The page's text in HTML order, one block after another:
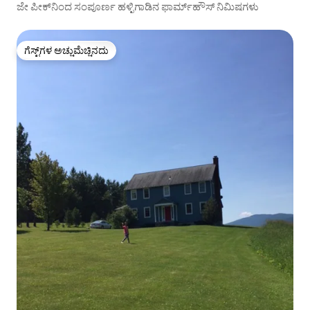
ಜೇ ಪೀಕ್‌ನಿಂದ ಸಂಪೂರ್ಣ ಹಳ್ಳಿಗಾಡಿನ ಫಾರ್ಮ್‌ಹೌಸ್ ನಿಮಿಷಗಳು
ಗೆಸ್ಟ್‌ಗಳ ಅಚ್ಚುಮೆಚ್ಚಿನದು
ಗೆಸ್ಟ್‌ಗಳ ಅಚ್ಚುಮೆಚ್ಚಿನದು